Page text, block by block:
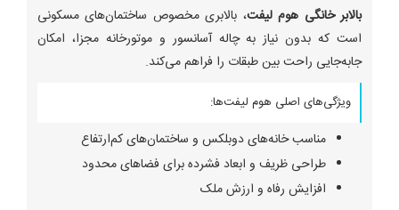
بالابر خانگی هوم لیفت، بالابری مخصوص ساختمان‌های مسکونی
است که بدون نیاز به چاله آسانسور و موتورخانه مجزا، امکان
جابه‌جایی راحت بین طبقات را فراهم می‌کند.
ویژگی‌های اصلی هوم لیفت‌ها:
مناسب خانه‌های دوبلکس و ساختمان‌های کم‌ارتفاع
طراحی ظریف و ابعاد فشرده برای فضاهای محدود
افزایش رفاه و ارزش ملک